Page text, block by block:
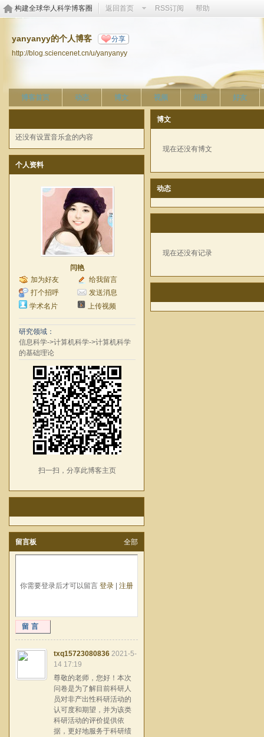
构建全球华人科学博客圈 返回首页 RSS订阅 帮助
yanyanyy的个人博客 分享
http://blog.sciencenet.cn/u/yanyanyy
博客首页 动态 博文 视频 相册 好友
还没有设置音乐盒的内容
个人资料
闫艳
加为好友
给我留言
打个招呼
发送消息
学术名片
上传视频
研究领域：
信息科学->计算机科学->计算机科学
的基础理论
扫一扫，分享此博客主页
留言板 全部
你需要登录后才可以留言 登录 注册
留言
txq15723080836 2021-5-
14 17:19
尊敬的老师，您好！本次
问卷是为了解目前科研人
员对非产出性科研活动的
认可度和期望，并为该类
科研活动的评价提供依
据，更好地服务于科研绩
博文
现在还没有博文
动态
现在还没有记录